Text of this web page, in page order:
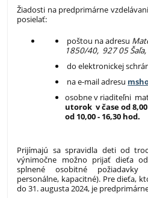
Žiadosti na predprimárne
posielať:
poštou na adresu
1850/40, 927 05 Šaľa,
do elektronickej
na e-mail adresu
osobne v riaditeľni
utorok v čase od
od 10,00 - 16,30 hod.
Prijímajú sa spravidla deti od
výnimočne možno prijať dieťa
splnené osobitné požiadavky
personálne, kapacitné). Pre dieťa,
do 31. augusta 2024, je